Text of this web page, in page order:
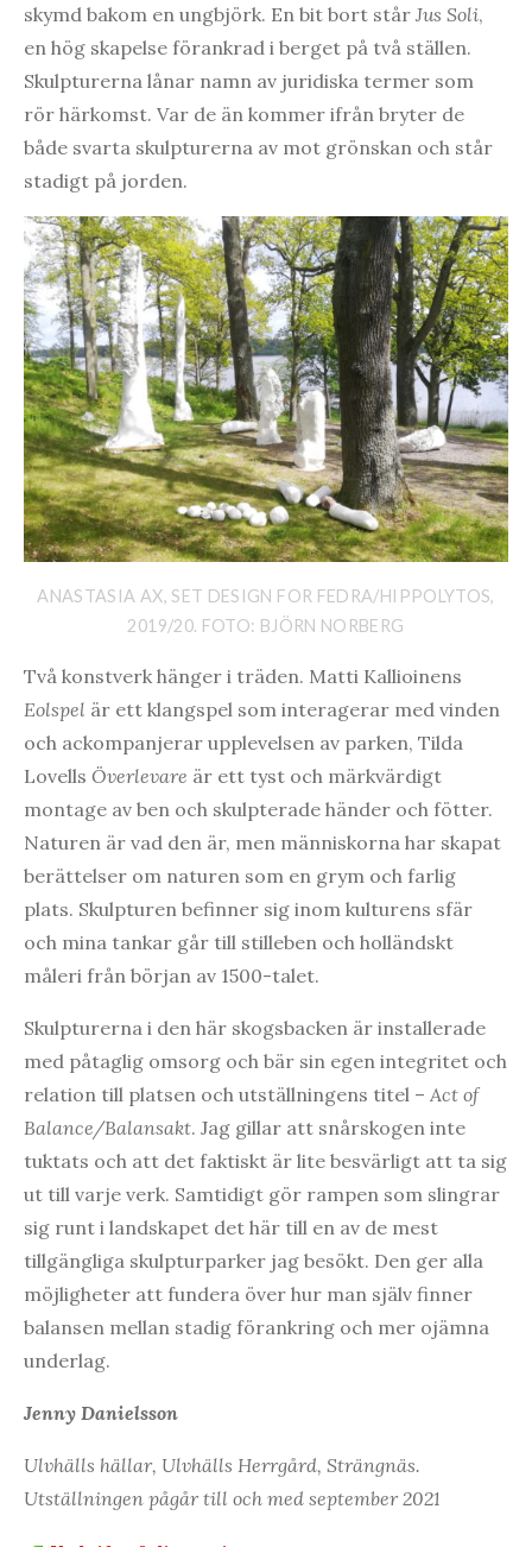
skymd bakom en ungbjörk. En bit bort står Jus Soli,
en hög skapelse förankrad i berget på två ställen.
Skulpturerna lånar namn av juridiska termer som
rör härkomst. Var de än kommer ifrån bryter de
både svarta skulpturerna av mot grönskan och står
stadigt på jorden.
ANASTASIA AX, SET DESIGN FOR FEDRA/HIPPOLYTOS,
2019/20. FOTO: BJÖRN NORBERG
Två konstverk hänger i träden. Matti Kallioinens
Eolspel är ett klangspel som interagerar med vinden
och ackompanjerar upplevelsen av parken, Tilda
Lovells Överlevare är ett tyst och märkvärdigt
montage av ben och skulpterade händer och fötter.
Naturen är vad den är, men människorna har skapat
berättelser om naturen som en grym och farlig
plats. Skulpturen befinner sig inom kulturens sfär
och mina tankar går till stilleben och holländskt
måleri från början av 1500-talet.
Skulpturerna i den här skogsbacken är installerade
med påtaglig omsorg och bär sin egen integritet och
relation till platsen och utställningens titel – Act of
Balance/Balansakt. Jag gillar att snårskogen inte
tuktats och att det faktiskt är lite besvärligt att ta sig
ut till varje verk. Samtidigt gör rampen som slingrar
sig runt i landskapet det här till en av de mest
tillgängliga skulpturparker jag besökt. Den ger alla
möjligheter att fundera över hur man själv finner
balansen mellan stadig förankring och mer ojämna
underlag.
Jenny Danielsson
Ulvhälls hällar, Ulvhälls Herrgård, Strängnäs.
Utställningen pågår till och med september 2021